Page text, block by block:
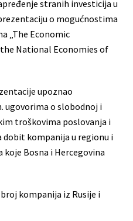
stranih investicija u
o mogućnostima
„The Economic
National Economies of
upoznao
o slobodnoj i
troškovima poslovanja i
kompanija u regionu i
Bosna i Hercegovina
kompanija iz Rusije i